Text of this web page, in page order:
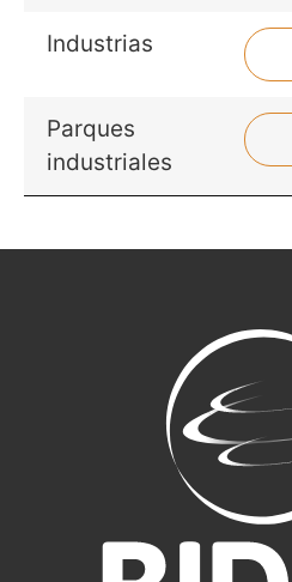
Industrias
Parques
industriales